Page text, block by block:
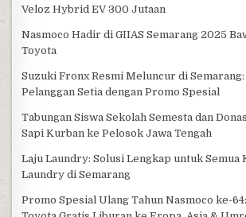
Veloz Hybrid EV 300 Jutaan
Nasmoco Hadir di GIIAS Semarang 2025
Toyota
Suzuki Fronx Resmi Meluncur di
Pelanggan Setia dengan Promo Spesial
Tabungan Siswa Sekolah Semesta dan
Sapi Kurban ke Pelosok Jawa Tengah
Laju Laundry: Solusi Lengkap untuk Semua
Laundry di Semarang
Promo Spesial Ulang Tahun Nasmoco ke-